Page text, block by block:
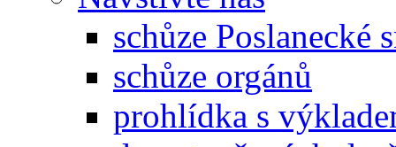
schůze Poslanecké
schůze orgánů
prohlídka s